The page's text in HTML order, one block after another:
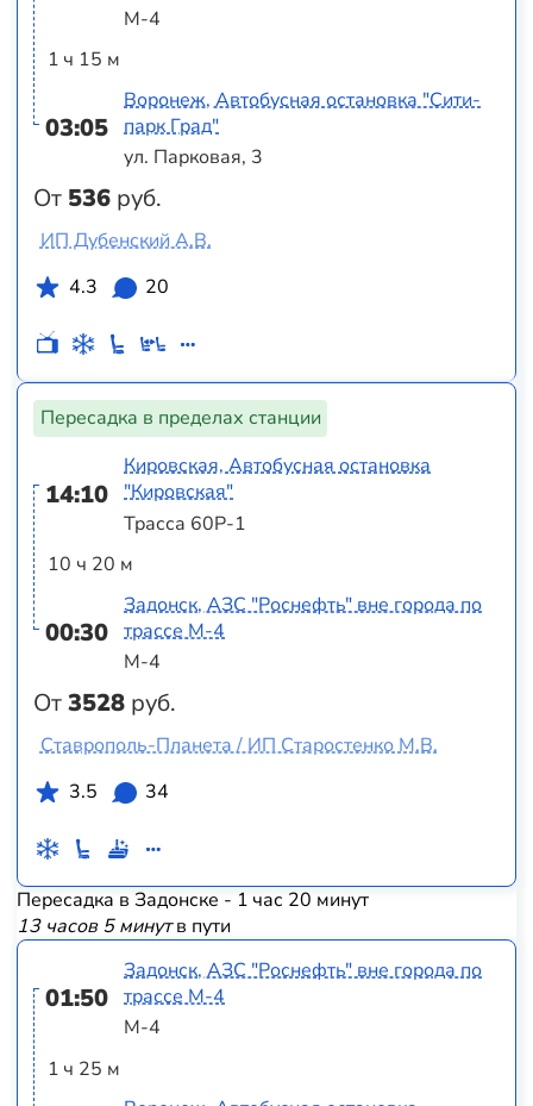
1 ч 15 м
03:05
От 536 руб.
М-4
Воронеж, Автобусная остановка "Сити-
парк Град"
ул. Парковая, 3
ИП Дубенский А.В.
4.3
20
Пересадка в пределах станции
14:10
10 ч 20 м
00:30
От3528 руб.
Кировская, Автобусная остановка
"Кировская"
Трасса 60Р-1
Задонск, АЗС "Роснефть" вне города по
трассе М-4
М-4
Ставрополь-Планета / ИП Старостенко М.В.
3.5
34
Пересадка в Задонске - 1 час 20 минут
13 часов 5 минутв пути
01:50
1 ч 25 м
Задонск, АЗС "Роснефть" вне города по
трассе М-4
М-4